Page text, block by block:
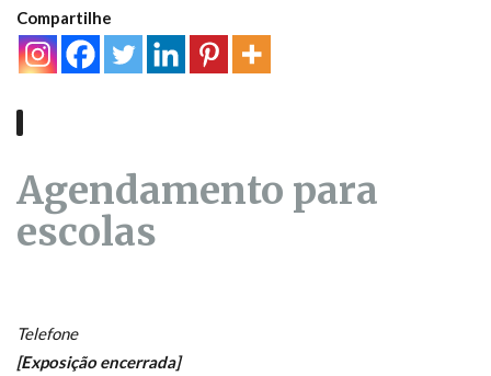
Compartilhe
Agendamento para
escolas
Telefone
[Exposição encerrada]